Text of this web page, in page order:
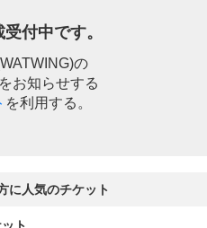
付中です。
の
お知らせする
を利用する。
に人気のチケット